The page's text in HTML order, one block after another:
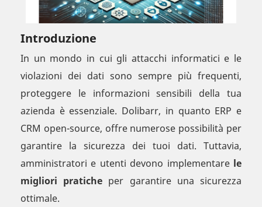
Introduzione
In un mondo in cui gli attacchi informatici e le
violazioni dei dati sono sempre più frequenti,
proteggere le informazioni sensibili della tua
azienda è essenziale. Dolibarr, in quanto ERP e
CRM open-source, offre numerose possibilità per
garantire la sicurezza dei tuoi dati. Tuttavia,
amministratori e utenti devono implementare le
migliori pratiche per garantire una sicurezza
ottimale.